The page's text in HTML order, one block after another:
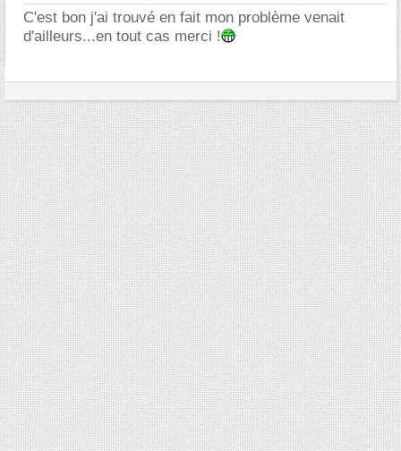
C'est bon j'ai trouvé en fait mon problème venait
d'ailleurs...en tout cas merci !